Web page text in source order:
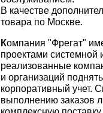
В качестве
товара по Москве.
Компания "Фрегат"
проектами
реализованные
и организаций
корпоративный учет.
выполнению заказов